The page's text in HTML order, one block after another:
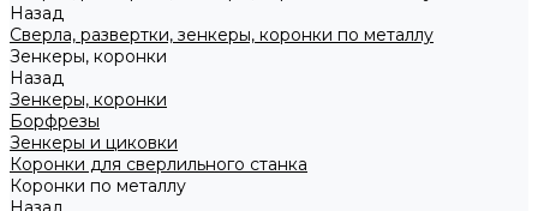
Назад
Сверла, развертки, зенкеры, коронки по металлу
Зенкеры, коронки
Назад
Зенкеры, коронки
Борфрезы
Зенкеры и циковки
Коронки для сверлильного станка
Коронки по металлу